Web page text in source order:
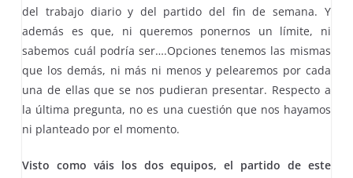
del trabajo diario y del partido del fin de semana. Y
además es que, ni queremos ponernos un límite, ni
sabemos cuál podría ser….Opciones tenemos las mismas
que los demás, ni más ni menos y pelearemos por cada
una de ellas que se nos pudieran presentar. Respecto a
la última pregunta, no es una cuestión que nos hayamos
ni planteado por el momento.
Visto como váis los dos equipos, el partido de este